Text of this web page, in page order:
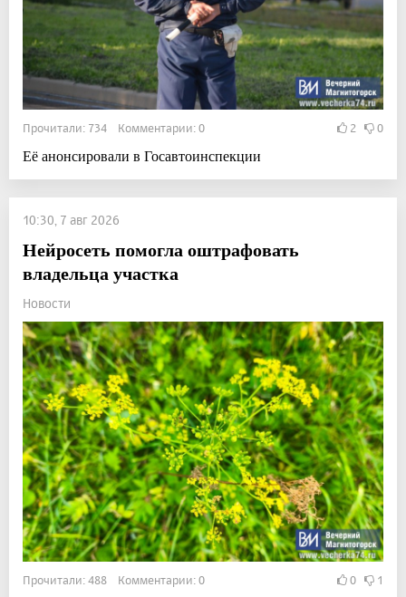
Прочитали: 734 Комментарии: 0 2 0
Её анонсировали в Госавтоинспекции
10:30, 7 авг 2026
Нейросеть помогла оштрафовать
владельца участка
Новости
Прочитали: 488 Комментарии: 0 0 1